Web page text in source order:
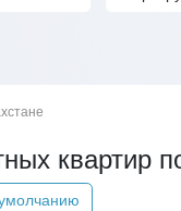
квартир